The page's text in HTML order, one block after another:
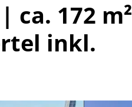
ca. 172 m²
inkl.